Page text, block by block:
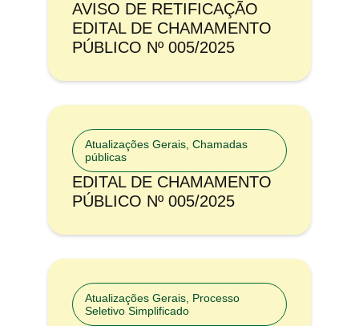
AVISO DE RETIFICAÇÃO
EDITAL DE CHAMAMENTO
PÚBLICO Nº 005/2025
Atualizações Gerais Chamadas
públicas
EDITAL DE CHAMAMENTO
PÚBLICO Nº 005/2025
Atualizações Gerais Processo
Seletivo Simplificado